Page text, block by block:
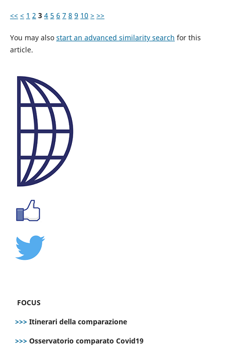
<< < 1 2 3 4 5 6 7 8 9 10 > >>
You may also start an advanced similarity search for this
article.
FOCUS
>>> Itinerari della comparazione
>>> Osservatorio comparato Covid19